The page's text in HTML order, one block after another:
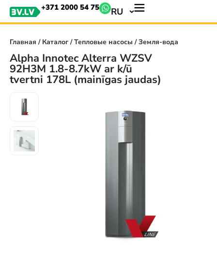
+371 2000 54 75 RU
Главная / Каталог/Тепловые насосы / Земля-вода
Alpha Innotec Alterra WZSV
92H3M 1.8-8.7kW ar k/ū
tvertni 178L (mainīgas jaudas)